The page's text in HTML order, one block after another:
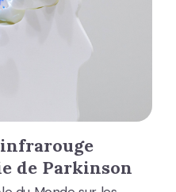
de Parkinson